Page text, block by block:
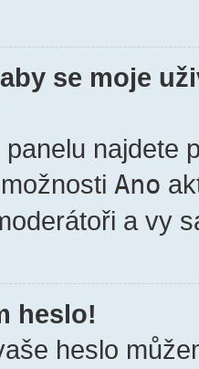
se moje
najdete
Ano
a vy
heslo!
heslo